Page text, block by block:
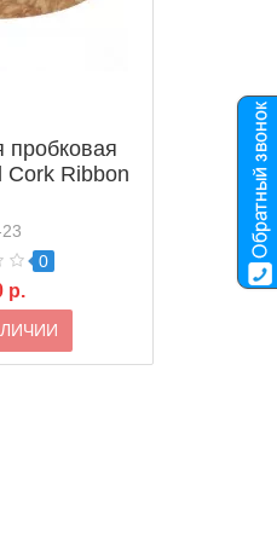
пробковая
Cork Ribbon
0
р.